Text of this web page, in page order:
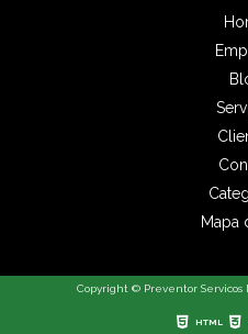
Copyright © Preventor Servicos
HTML